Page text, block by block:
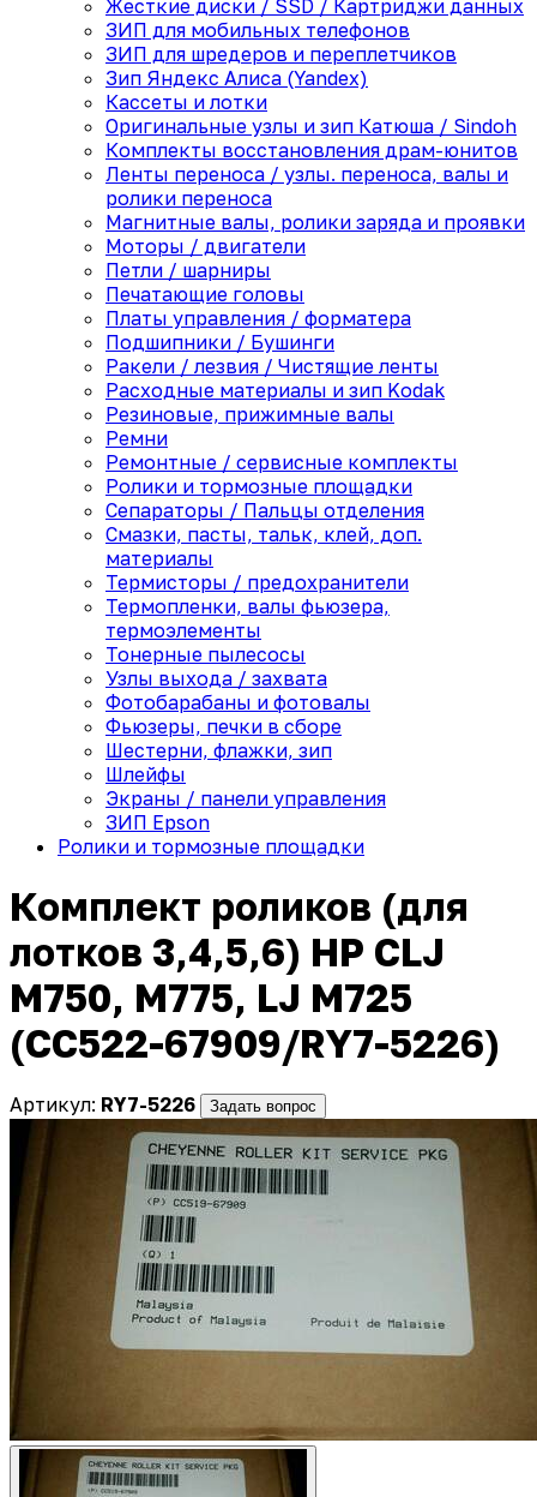
Жесткие диски / SSD / Картриджи данных
ЗИП для мобильных телефонов
ЗИП для шредеров и переплетчиков
Зип Яндекс Алиса (Yandex)
Кассеты и лотки
Оригинальные узлы и зип Катюша / Sindoh
Комплекты восстановления драм-юнитов
Ленты переноса / узлы. переноса, валы и
ролики переноса
Магнитные валы, ролики заряда и проявки
Моторы / двигатели
Петли / шарниры
Печатающие головы
Платы управления / форматера
Подшипники / Бушинги
Ракели / лезвия / Чистящие ленты
Расходные материалы и зип Kodak
Резиновые, прижимные валы
Ремни
Ремонтные / сервисные комплекты
Ролики и тормозные площадки
Сепараторы / Пальцы отделения
Смазки, пасты, тальк, клей, доп.
материалы
Термисторы / предохранители
Термопленки, валы фьюзера,
термоэлементы
Тонерные пылесосы
Узлы выхода / захвата
Фотобарабаны и фотовалы
Фьюзеры, печки в сборе
Шестерни, флажки, зип
Шлейфы
Экраны / панели управления
ЗИП Epson
Ролики и тормозные площадки
Комплект роликов (для
лотков 3,4,5,6) HP CLJ
M750, M775, LJ M725
(CC522-67909/RY7-5226)
Артикул: RY7-5226 Задать вопрос